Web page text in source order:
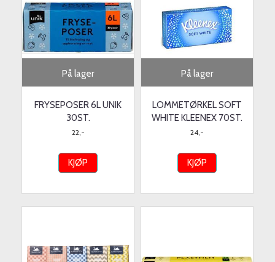
På lager
FRYSEPOSER 6L UNIK
30ST.
22,-
KJØP
På lager
LOMMETØRKEL SOFT
WHITE KLEENEX 70ST.
24,-
KJØP